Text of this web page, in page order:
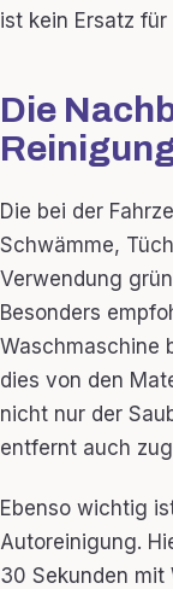
ist kein Ersatz
Die
Die bei der
Schwämme,
Verwendung
Besonders
Waschmaschine
dies von den
nicht nur der
entfernt auch
Ebenso wichtig
Autoreinigung.
30 Sekunden mit